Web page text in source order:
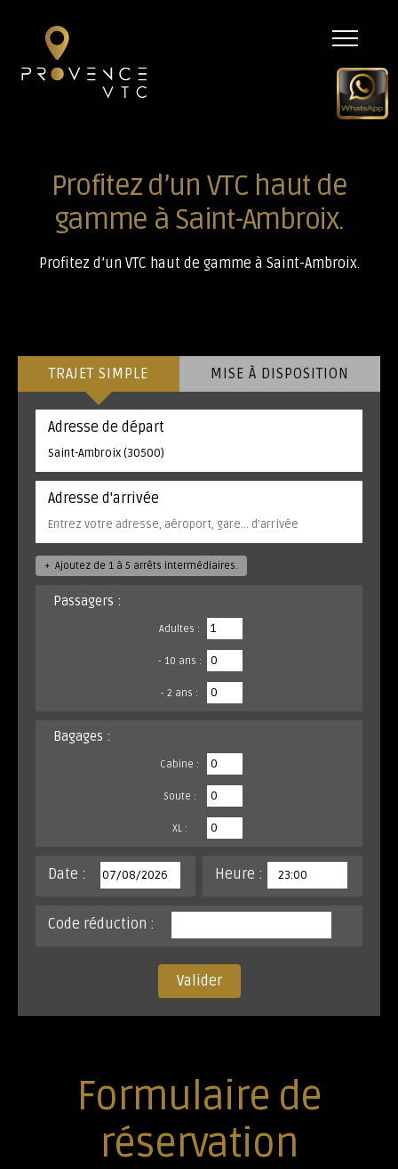
Profitez d’un VTC haut de
gamme à Saint-Ambroix.
Profitez d’un VTC haut de gamme à Saint-Ambroix.
TRAJET SIMPLE MISE À DISPOSITION
Adresse de départ
Adresse d'arrivée
Ajoutez de 1 à 5 arrêts intermédiaires.
+
Passagers :
Adultes :
- 10 ans :
- 2 ans :
Bagages :
Cabine :
Soute :
XL :
Date : Heure :
Code réduction :
Valider
Formulaire de
réservation